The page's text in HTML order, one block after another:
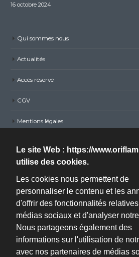
Le site Web : https://
utilise des cookies.
Les cookies nous permettent de
personnaliser le contenu et les
d'offrir des fonctionnalités
médias sociaux et d'analyser
Nous partageons également des
informations sur l'utilisation de
avec nos partenaires de médias
16 octobre 2024
Qui sommes nous
Actualités
Accès réservé
CGV
Mentions légales
Nous contacter
Adresse :
ZA BOISSIERE - Avenue de l'Industrie -
(Montpellier, 34)
Téléphone :
04 67 70 61 22